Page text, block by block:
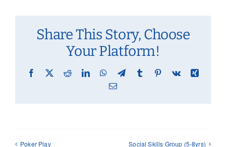
Share This Story, Choose
Your Platform!
Facebook
X RedditLinkedInWhatsApp
TelegramTumblr Pinterest
Vk
Xing
Email
Poker Play Social Skills Group (5-8yrs)